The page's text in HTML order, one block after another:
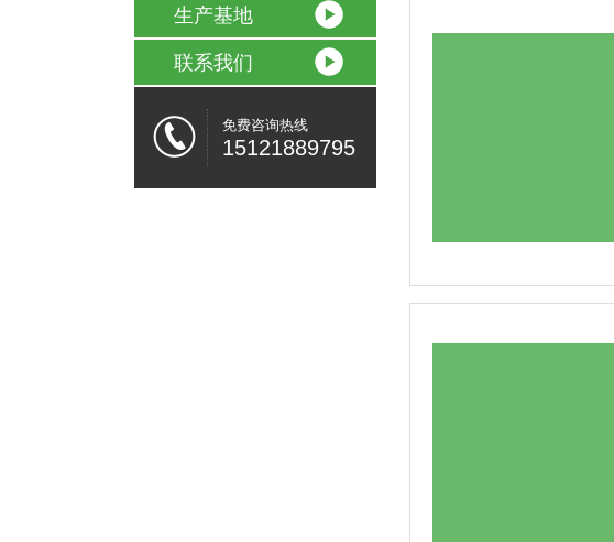
生产基地
联系我们
免费咨询热线
15121889795